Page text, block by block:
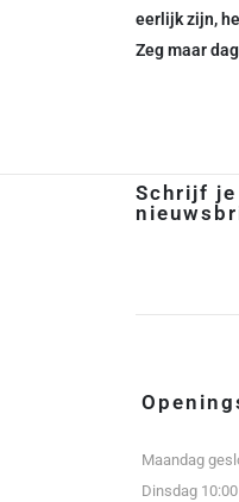
eerlijk zijn,
Zeg maar
Schrijf
Maandag
Dinsdag